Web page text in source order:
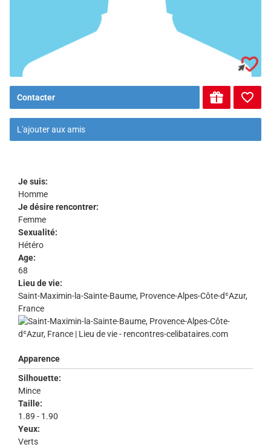
Contacter
L'ajouter aux amis
Je suis:
Homme
Je désire rencontrer:
Femme
Sexualité:
Hétéro
Age:
68
Lieu de vie:
Saint-Maximin-la-Sainte-Baume, Provence-Alpes-Côte-dʿAzur,
France
Apparence
Silhouette:
Mince
Taille:
1.89 - 1.90
Yeux:
Verts